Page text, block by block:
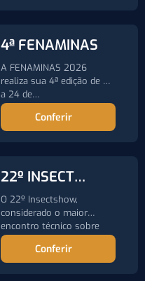
4ª FENAMINAS
A FENAMINAS 2026
realiza sua 4ª edição de 21
a 24 de…
Conferir
22º INSECT
SHOW
O 22º Insectshow,
considerado o maior
encontro técnico sobre
controle de pragas…
Conferir